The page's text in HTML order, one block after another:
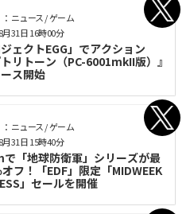
ニュース / ゲーム
ジェクトEGG」でアクション
リトーン（PC-6001mkII版）』
ス開始
31日 16時00分
ニュース / ゲーム
「地球防衛軍」シリーズが最
フ！「EDF」限定「MIDWEEK
」セールを開催
31日 15時40分